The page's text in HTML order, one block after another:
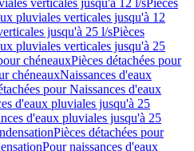
verticales jusqu'à 12 l/sPièces
pluviales verticales jusqu'à 12
jusqu'à 25 l/sPièces
pluviales verticales jusqu'à 25
chéneauxPièces détachées pour
chéneauxNaissances d'eaux
pour Naissances d'eaux
d'eaux pluviales jusqu'à 25
d'eaux pluviales jusqu'à 25
Pièces détachées pour
Pour naissances d'eaux